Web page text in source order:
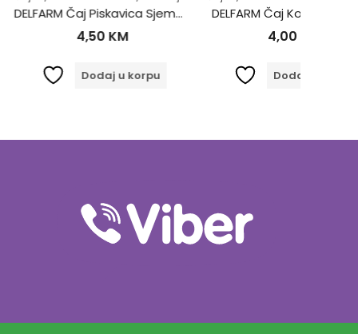
DELFARM Čaj Piskavica Sjeme 50g
Dodaj u korpu
DELFARM Čaj Kopriva list 40g
Dodaj u korpu